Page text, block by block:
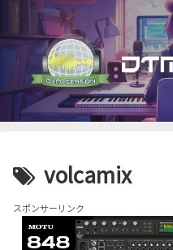
volcamix
スポンサーリンク